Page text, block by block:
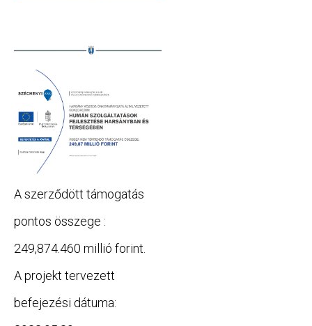
A szerződött támogatás
pontos összege :
249,874.460 millió forint.
A projekt tervezett
befejezési dátuma: